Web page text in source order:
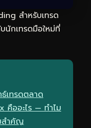
สำหรับเทรด
นักเทรดมือใหม่ที่
เทรดตลาด
คืออะไร — ทำไม
สำคัญ